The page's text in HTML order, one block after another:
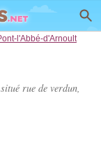
l'Abbé-d'Arnoult
rue de verdun,